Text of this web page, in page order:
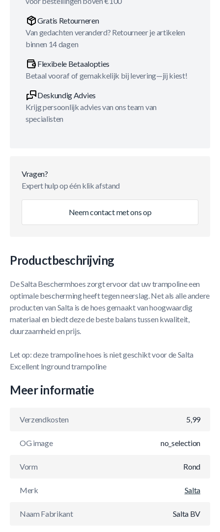
Gratis Retourneren
Van gedachten veranderd? Retourneer je artikelen
binnen 14 dagen
Flexibele Betaalopties
Betaal vooraf of gemakkelijk bij levering—jij kiest!
Deskundig Advies
Krijg persoonlijk advies van ons team van
specialisten
Vragen?
Expert hulp op één klik afstand
Neem contact met ons op
Productbeschrijving
De Salta Beschermhoes zorgt ervoor dat uw trampoline een
optimale bescherming heeft tegen neerslag. Net als alle andere
producten van Salta is de hoes gemaakt van hoogwaardig
materiaal en biedt deze de beste balans tussen kwaliteit,
duurzaamheid en prijs.
Let op: deze trampoline hoes is niet geschikt voor de Salta
Excellent Inground trampoline
Meer informatie
Verzendkosten 5,99
OG image no_selection
Vorm Rond
Merk Salta
Naam Fabrikant Salta BV